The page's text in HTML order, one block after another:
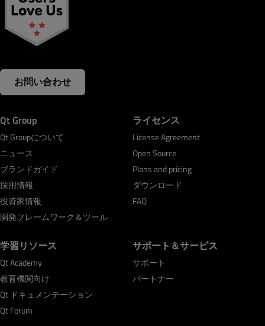
お問い合わせ
Qt Group
Qt Groupについて
ニュース
ブランドガイド
採用情報
投資家情報
開発フレームワーク＆ツール
ライセンス
License Agreement
Open Source
Plans and pricing
ダウンロード
FAQ
学習リソース
Qt Academy
教育機関向け
Qt ドキュメンテーション
Qt Forum
サポート＆サービス
サポート
パートナー